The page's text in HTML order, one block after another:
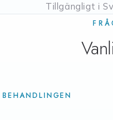
Tillgängligt i
BEHANDLINGEN